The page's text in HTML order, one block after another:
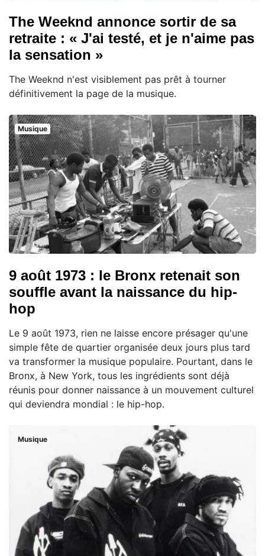
The Weeknd annonce sortir de sa
retraite : « J'ai testé, et je n'aime pas
la sensation »
The Weeknd n'est visiblement pas prêt à tourner
définitivement la page de la musique.
Musique
9 août 1973 : le Bronx retenait son
souffle avant la naissance du hip-
hop
Le 9 août 1973, rien ne laisse encore présager qu'une
simple fête de quartier organisée deux jours plus tard
va transformer la musique populaire. Pourtant, dans le
Bronx, à New York, tous les ingrédients sont déjà
réunis pour donner naissance à un mouvement culturel
qui deviendra mondial : le hip-hop.
Musique